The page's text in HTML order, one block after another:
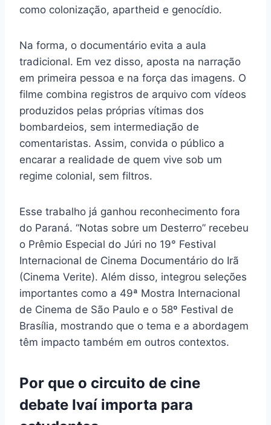
como colonização, apartheid e genocídio.
Na forma, o documentário evita a aula
tradicional. Em vez disso, aposta na narração
em primeira pessoa e na força das imagens. O
filme combina registros de arquivo com vídeos
produzidos pelas próprias vítimas dos
bombardeios, sem intermediação de
comentaristas. Assim, convida o público a
encarar a realidade de quem vive sob um
regime colonial, sem filtros.
Esse trabalho já ganhou reconhecimento fora
do Paraná. “Notas sobre um Desterro” recebeu
o Prêmio Especial do Júri no 19° Festival
Internacional de Cinema Documentário do Irã
(Cinema Verite). Além disso, integrou seleções
importantes como a 49ª Mostra Internacional
de Cinema de São Paulo e o 58º Festival de
Brasília, mostrando que o tema e a abordagem
têm impacto também em outros contextos.
Por que o circuito de cine
debate Ivaí importa para